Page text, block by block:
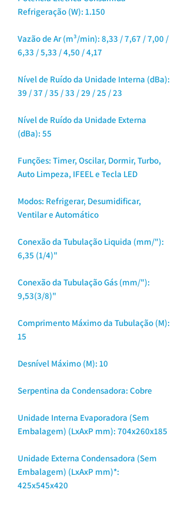
Refrigeração (W): 1.150
Vazão de Ar (m³/min): 8,33 / 7,67 / 7,00 /
6,33 / 5,33 / 4,50 / 4,17
Nível de Ruído da Unidade Interna (dBa):
39 / 37 / 35 / 33 / 29 / 25 / 23
Nível de Ruído da Unidade Externa
(dBa): 55
Funções: Timer, Oscilar, Dormir, Turbo,
Auto Limpeza, IFEEL e Tecla LED
Modos: Refrigerar, Desumidificar,
Ventilar e Automático
Conexão da Tubulação Liquida (mm/"):
6,35 (1/4)"
Conexão da Tubulação Gás (mm/"):
9,53(3/8)"
Comprimento Máximo da Tubulação (M):
15
Desnível Máximo (M): 10
Serpentina da Condensadora: Cobre
Unidade Interna Evaporadora (Sem
Embalagem) (LxAxP mm): 704x260x185
Unidade Externa Condensadora (Sem
Embalagem) (LxAxP mm)*:
425x545x420